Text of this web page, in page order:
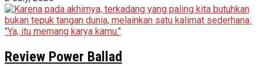
Review Power Ballad